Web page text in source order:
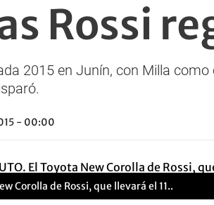
Rossi
2015 en Junín, con Milla
- 00:00
Corolla de Rossi, que llevará el 11..